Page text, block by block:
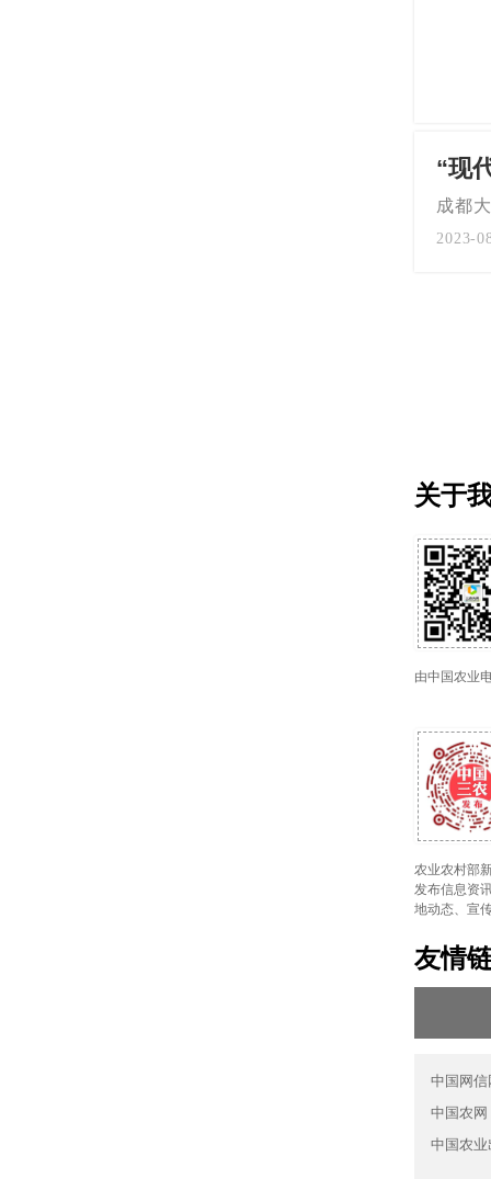
“现
成都
2023-
关于
由中国农业
农业农村部
发布信息资
地动态、宣
友情
中国网信
中国农网
中国农业